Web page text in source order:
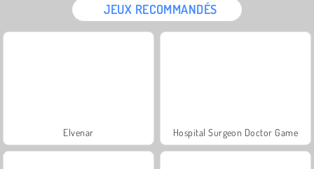
JEUX RECOMMANDÉS
Elvenar Hospital Surgeon Doctor Game